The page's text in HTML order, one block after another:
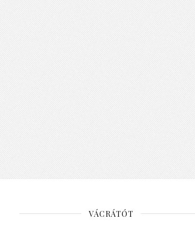
VÁCRÁTÓT